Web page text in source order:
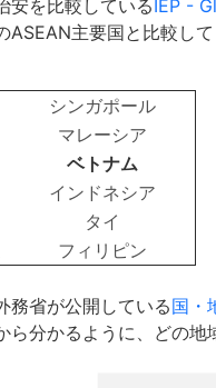
安を比較しているIEP -
ASEAN主要国と比較し
シンガポール
マレーシア
ベトナム
インドネシア
タイ
フィリピン
務省が公開している国・
ら分かるように、どの地